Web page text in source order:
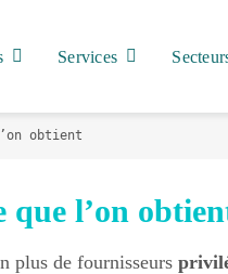
Services
obtient
que l’on
plus de fournisseurs